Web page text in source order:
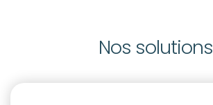
Nos solutions